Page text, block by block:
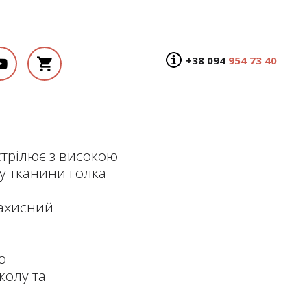
+38 094 954 73 40
з високою
тканини голка
та